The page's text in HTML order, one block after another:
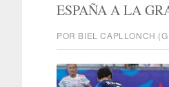
ESPAÑA A LA
POR BIEL CAPLLONCH